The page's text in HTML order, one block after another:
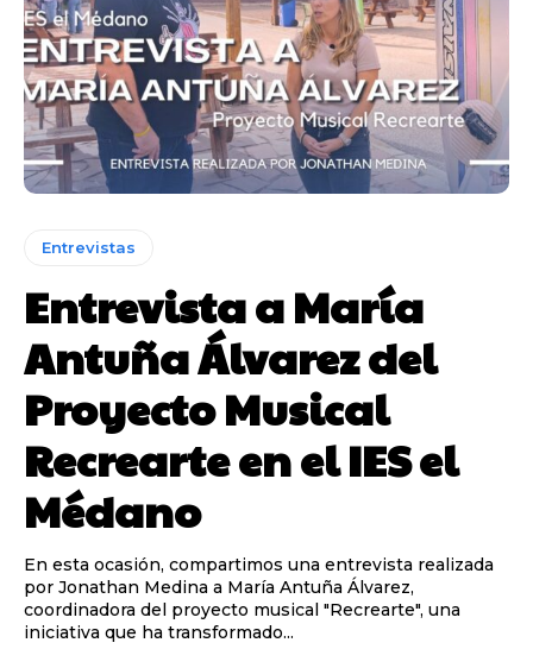
Entrevistas
Entrevista a María
Antuña Álvarez del
Proyecto Musical
Recrearte en el IES el
Médano
En esta ocasión, compartimos una entrevista realizada
por Jonathan Medina a María Antuña Álvarez,
coordinadora del proyecto musical "Recrearte", una
iniciativa que ha transformado...